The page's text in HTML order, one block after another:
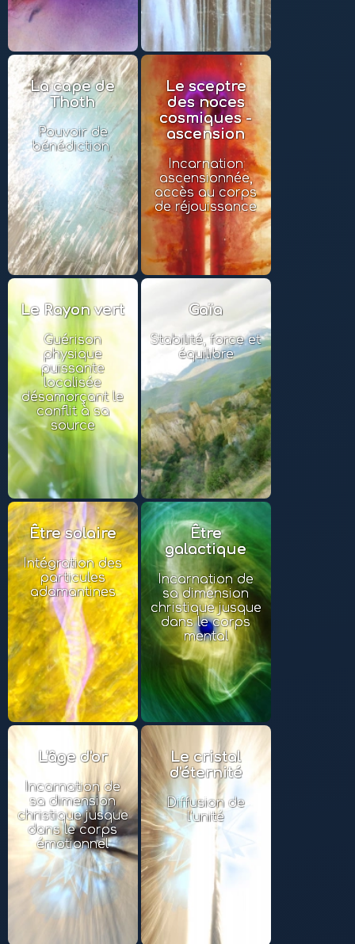
La cape de
Thoth
Pouvoir de
bénédiction
Le sceptre
des noces
cosmiques -
ascension
Incarnation
ascensionnée,
accès au corps
de réjouissance
Le Rayon vert
Guérison
physique
puissante
localisée
désamorçant le
conflit à sa
source
Gaïa
Stabilité, force et
équilibre
Être solaire
Intégration des
particules
adamantines
Être
galactique
Incarnation de
sa dimension
christique jusque
dans le corps
mental
L'âge d'or
Incarnation de
sa dimension
christique jusque
dans le corps
émotionnel
Le cristal
d'éternité
Diffusion de
l'unité